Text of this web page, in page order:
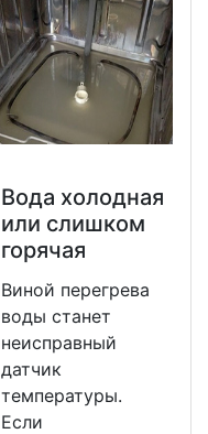
Вода холодная
или слишком
горячая
Виной перегрева
воды станет
неисправный
датчик
температуры.
Если